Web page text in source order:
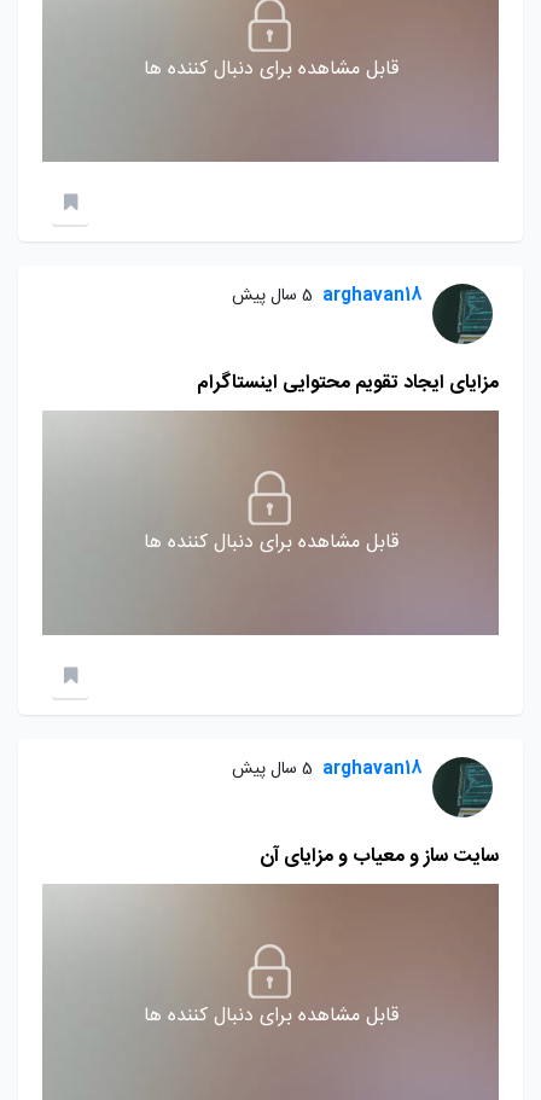
قابل مشاهده برای دنبال کننده ها
arghavan18 5 سال پیش
مزایای ایجاد تقویم محتوایی اینستاگرام
قابل مشاهده برای دنبال کننده ها
arghavan18 5 سال پیش
سایت ساز و معیاب و مزایای آن
قابل مشاهده برای دنبال کننده ها